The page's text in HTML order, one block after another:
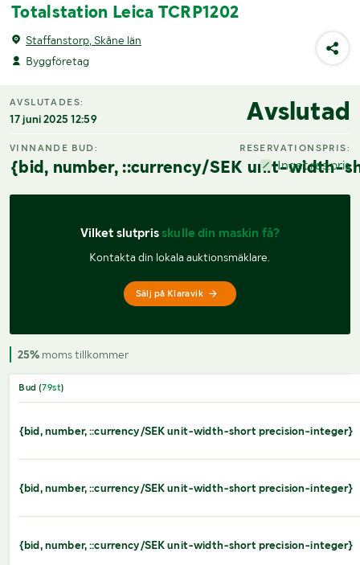
Totalstation Leica TCRP1202
Staffanstorp, Skåne län
Byggföretag
AVSLUTADES:
17 juni 2025 12:59 Avslutad
VINNANDE BUD:
{bid, number, ::currency/SEK unit-width-
RESERVATIONSPRIS:
Inget res.pris
Vilket slutpris skulle din maskin få?
Kontakta din lokala auktionsmäklare.
Sälj på Klaravik
25% moms tillkommer
Bud (79st)
{bid, number, ::currency/SEK unit-width-short precision-integer}
{bid, number, ::currency/SEK unit-width-short precision-integer}
{bid, number, ::currency/SEK unit-width-short precision-integer}